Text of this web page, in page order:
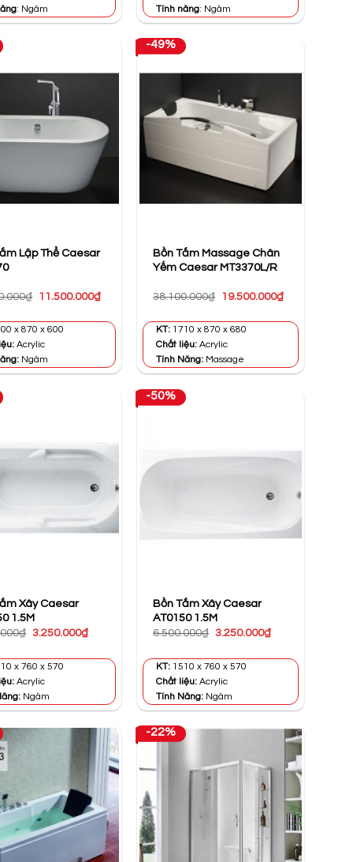
: Ngâm
Tính năng: Ngâm
Lập Thể Caesar
₫ Giá
22.000.000₫.
11.500.000₫Giá
11.500.000₫.
x 870 x 600
Acrylic
Ngâm
-49%
Bồn Tắm Massage Chân
Yếm Caesar MT3370L/R
38.100.000₫ Giá
38.100.000₫.
19.500.000₫Giá
KT:1710 x 870 x 680
Chất liệu:Acrylic
Tính Năng:Massage
Xây Caesar
1.5M
₫ Giá
6.500.000₫.
3.250.000₫Giá
x 760 x 570
Acrylic
Ngâm
-50%
Bồn Tắm Xây Caesar
AT0150 1.5M
6.500.000₫ Giá
6.500.000₫.
3.250.000₫Giá
KT:1510 x 760 x 570
Chất liệu:Acrylic
Tính Năng:Ngâm
-22%